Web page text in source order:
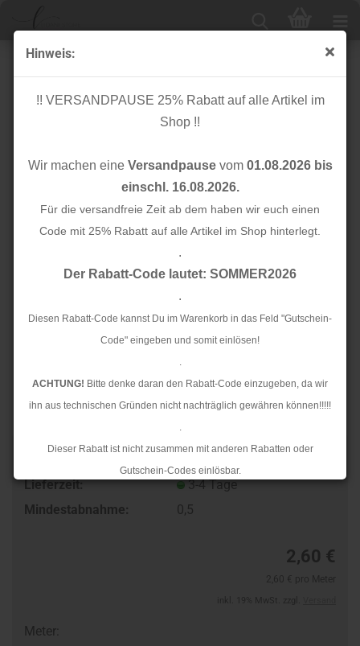
Hinweis:
!! VERSANDPAUSE 25% Rabatt auf alle Artikel im
Shop !!
Wir machen eine Versandpausevom 01.08.2026 bis
einschl. 16.08.2026.
Für die versandfreie Zeit ab dem haben wir euch einen
Code mit 25% Rabatt auf alle Artikel im Shop hinterlegt.
.
Der Rabatt-Code lautet: SOMMER2026
.
Diesen Rabatt-Code kannst Du im Warenkorb in das Feld "Gutschein-
Code" eingeben und somit einlösen!
.
ACHTUNG! Bitte denke daran den Rabatt-Code einzugeben, da wir
ihn aus technischen Gründen nicht nachträglich gewähren können!!!!!
.
Dieser Rabatt ist nicht zusammen mit anderen Rabatten oder
Gutschein-Codes einlösbar.
.
Ab dem 17.08.2026 versenden wir wieder wie gewohnt. Aufgrund des
Schrägband - Crispy Crepe mit TENCEL™ - emerald -
13mm - meetMilk
Lieferzeit:
3-4 Tage
Mindestabnahme:
0,5
2,60 €
Meter: